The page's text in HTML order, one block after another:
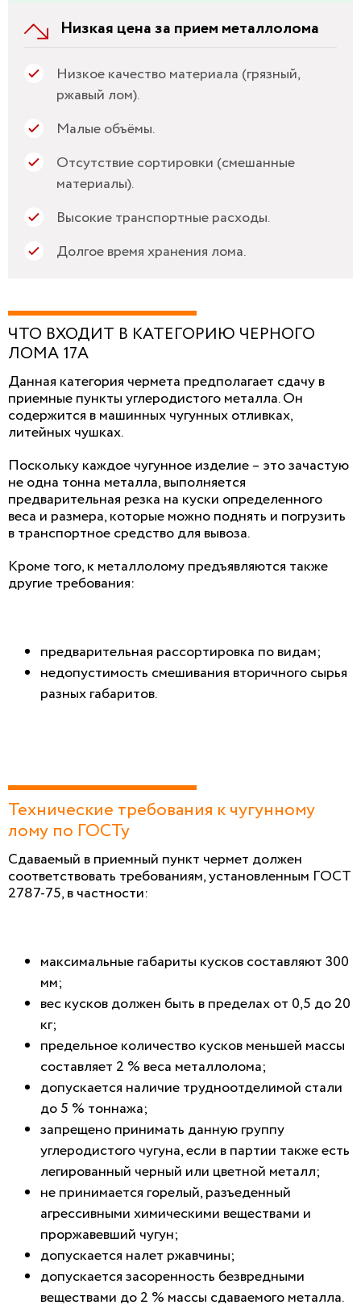
Низкая цена за прием металлолома
Низкое качество материала (грязный,
ржавый лом).
Малые объёмы.
Отсутствие сортировки (смешанные
материалы).
Высокие транспортные расходы.
Долгое время хранения лома.
ЧТО ВХОДИТ В КАТЕГОРИЮ ЧЕРНОГО
ЛОМА 17А
Данная категория чермета предполагает сдачу в
приемные пункты углеродистого металла. Он
содержится в машинных чугунных отливках,
литейных чушках.
Поскольку каждое чугунное изделие – это зачастую
не одна тонна металла, выполняется
предварительная резка на куски определенного
веса и размера, которые можно поднять и погрузить
в транспортное средство для вывоза.
Кроме того, к металлолому предъявляются также
другие требования:
предварительная рассортировка по видам;
недопустимость смешивания вторичного сырья
разных габаритов.
Технические требования к чугунному
лому по ГОСТу
Сдаваемый в приемный пункт чермет должен
соответствовать требованиям, установленным ГОСТ
2787-75, в частности:
максимальные габариты кусков составляют 300
мм;
вес кусков должен быть в пределах от 0,5 до 20
кг;
предельное количество кусков меньшей массы
составляет 2 % веса металлолома;
допускается наличие трудноотделимой стали
до 5 % тоннажа;
запрещено принимать данную группу
углеродистого чугуна, если в партии также есть
легированный черный или цветной металл;
не принимается горелый, разъеденный
агрессивными химическими веществами и
проржавевший чугун;
допускается налет ржавчины;
допускается засоренность безвредными
веществами до 2 % массы сдаваемого металла.